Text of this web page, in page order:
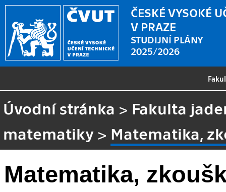
ČESKÉ VYSOKÉ
V PRAZE
STUDIJNÍ PLÁNY
2025/2026
Úvodní stránka > Fakulta
matematiky > Matematika,
Matematika,